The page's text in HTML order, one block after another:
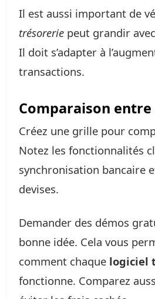
Il est aussi important de
trésorerie peut grandir
Il doit s’adapter à
transactions.
Comparaison
Créez une grille pour
Notez les fonctionnalités
synchronisation bancaire
devises.
Demander des démos
bonne idée. Cela vous
comment chaque logiciel
fonctionne. Comparez